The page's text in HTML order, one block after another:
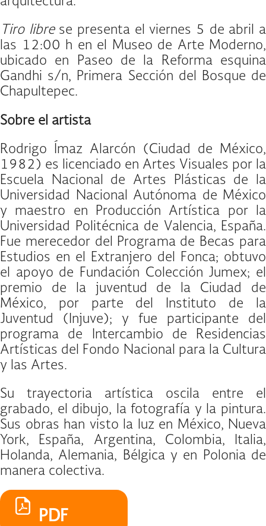
Tiro librese presenta el viernes 5 de abril a
las 12:00 h en el Museo de Arte Moderno,
ubicado en Paseo de la Reforma esquina
Gandhi s/n, Primera Sección del Bosque de
Chapultepec.
Sobre el artista
Rodrigo Ímaz Alarcón (Ciudad de México,
1982) es licenciado en Artes Visuales por la
Escuela Nacional de Artes Plásticas de la
Universidad Nacional Autónoma de México
y maestro en Producción Artística por la
Universidad Politécnica de Valencia, España.
Fue merecedor del Programa de Becas para
Estudios en el Extranjero del Fonca; obtuvo
el apoyo de Fundación Colección Jumex; el
premio de la juventud de la Ciudad de
México, por parte del Instituto de la
Juventud (Injuve); y fue participante del
programa de Intercambio de Residencias
Artísticas del Fondo Nacional para la Cultura
y las Artes.
Su trayectoria artística oscila entre el
grabado, el dibujo, la fotografía y la pintura.
Sus obras han visto la luz en México, Nueva
York, España, Argentina, Colombia, Italia,
Holanda, Alemania, Bélgica y en Polonia de
manera colectiva.
PDF